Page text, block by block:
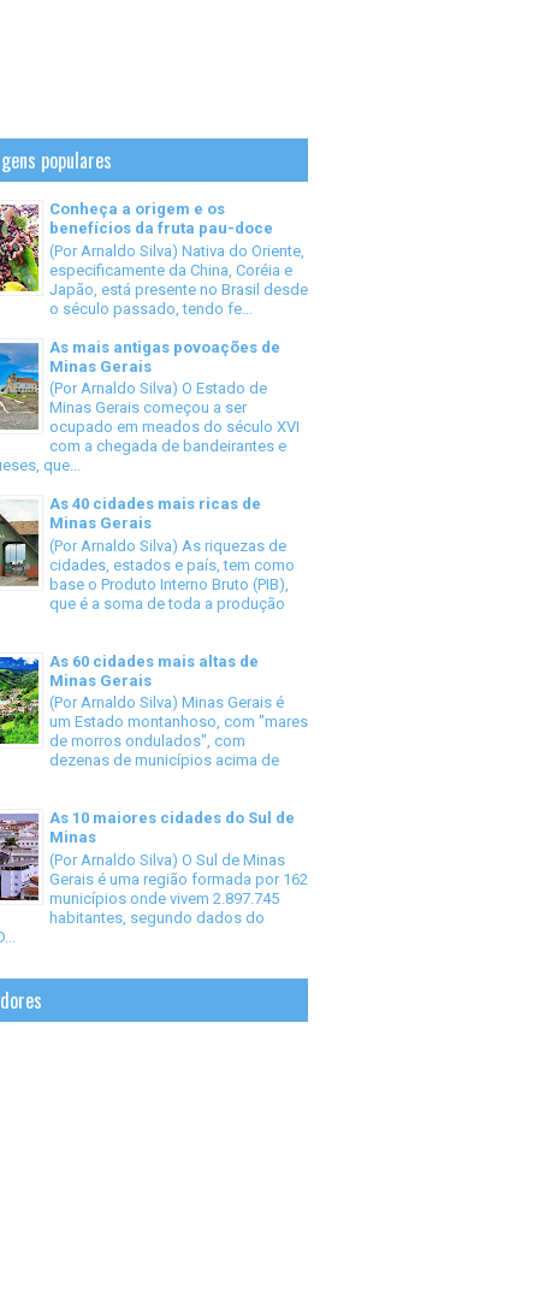
populares
Conheça a origem e os
benefícios da fruta pau-doce
(Por Arnaldo Silva) Nativa do Oriente,
especificamente da China, Coréia e
Japão, está presente no Brasil desde
o século passado, tendo fe...
As mais antigas povoações de
Minas Gerais
(Por Arnaldo Silva) O Estado de
Minas Gerais começou a ser
ocupado em meados do século XVI
com a chegada de bandeirantes e
que...
As 40 cidades mais ricas de
Minas Gerais
(Por Arnaldo Silva) As riquezas de
cidades, estados e país, tem como
base o Produto Interno Bruto (PIB),
que é a soma de toda a produção
As 60 cidades mais altas de
Minas Gerais
(Por Arnaldo Silva) Minas Gerais é
um Estado montanhoso, com "mares
de morros ondulados", com
dezenas de municípios acima de
As 10 maiores cidades do Sul de
Minas
(Por Arnaldo Silva) O Sul de Minas
Gerais é uma região formada por 162
municípios onde vivem 2.897.745
habitantes, segundo dados do